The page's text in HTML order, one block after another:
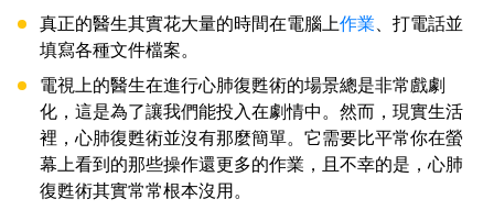
真正的醫生其實花大量的時間在電腦上作業 、打電話並
填寫各種文件檔案。
電視上的醫生在進行心肺復甦術的場景總是非常戲劇
化，這是為了讓我們能投入在劇情中。然而，現實生活
裡，心肺復甦術並沒有那麼簡單。它需要比平常你在螢
幕上看到的那些操作還更多的作業，且不幸的是，心肺
復甦術其實常常根本沒用。